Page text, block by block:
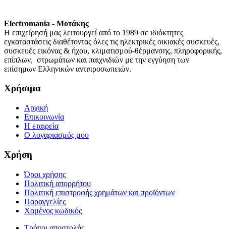
Electromania - Μοτάκης
H επιχείρησή μας λειτουργεί από το 1989 σε ιδιόκτητες
εγκαταστάσεις διαθέτοντας όλες τις ηλεκτρικές οικιακές συσκευές,
συσκευές εικόνας & ήχου, κλιματισμού-θέρμανσης, πληροφορικής,
επίπλων, στρωμάτων και παιχνιδιών με την εγγύηση των
επίσημων Ελληνικών αντιπροσωπειών.
Χρήσιμα
Αρχική
Επικοινωνία
Η εταιρεία
Ο λογαριασμός μου
Χρήση
Όροι χρήσης
Πολιτική απορρήτου
Πολιτική επιστροφής χρημάτων και προϊόντων
Παραγγελίες
Χαμένος κωδικός